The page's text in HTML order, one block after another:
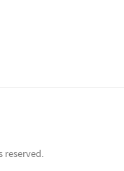
reserved.